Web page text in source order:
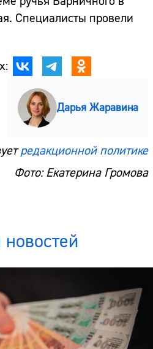
Специалисты провели
Дарья Жаравина
редакционной политике
Фото: Екатерина Громова